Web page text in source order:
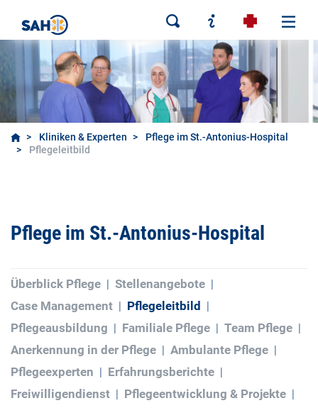
Kliniken & Experten
Pflege im St.-Antonius-Hospital
Pflegeleitbild
Pflege im St.-Antonius-Hospital
Überblick Pflege
Stellenangebote
Case Management
Pflegeleitbild
Pflegeausbildung
Familiale Pflege
Team Pflege
Anerkennung in der Pflege
Ambulante Pflege
Pflegeexperten
Erfahrungsberichte
Freiwilligendienst
Pflegeentwicklung & Projekte